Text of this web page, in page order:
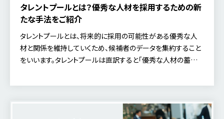
タレントプールとは？優秀な人材を採用するための新
たな手法をご紹介
タレントプールとは、将来的に採用の可能性がある優秀な人
材と関係を維持していくため、候補者のデータを集約すること
をいいます。タレントプールは直訳すると「優秀な人材の蓄積」
中長期的かつ適切なタイミングでアプローチを行うことで、採